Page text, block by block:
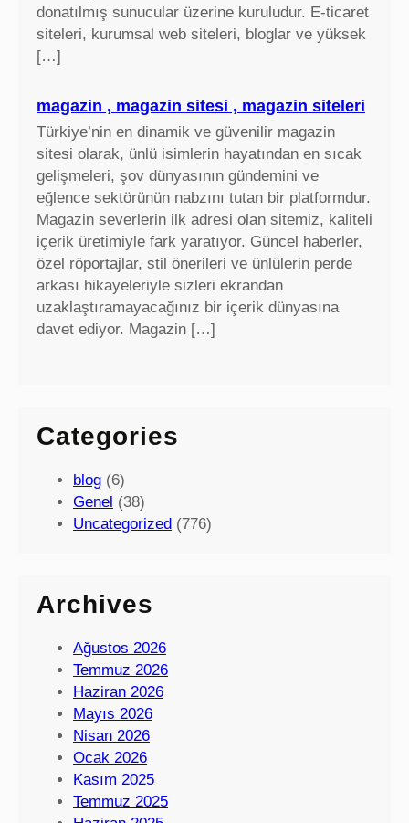
donatılmış sunucular üzerine kuruludur. E-ticaret
siteleri, kurumsal web siteleri, bloglar ve yüksek
[…]
magazin , magazin sitesi , magazin siteleri
Türkiye’nin en dinamik ve güvenilir magazin
sitesi olarak, ünlü isimlerin hayatından en sıcak
gelişmeleri, şov dünyasının gündemini ve
eğlence sektörünün nabzını tutan bir platformdur.
Magazin severlerin ilk adresi olan sitemiz, kaliteli
içerik üretimiyle fark yaratıyor. Güncel haberler,
özel röportajlar, stil önerileri ve ünlülerin perde
arkası hikayeleriyle sizleri ekrandan
uzaklaştıramayacağınız bir içerik dünyasına
davet ediyor. Magazin […]
Categories
blog (6)
Genel (38)
Uncategorized (776)
Archives
Ağustos 2026
Temmuz 2026
Haziran 2026
Mayıs 2026
Nisan 2026
Ocak 2026
Kasım 2025
Temmuz 2025